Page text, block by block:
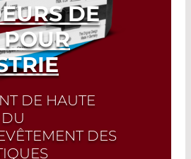
DE
DE HAUTE
DES